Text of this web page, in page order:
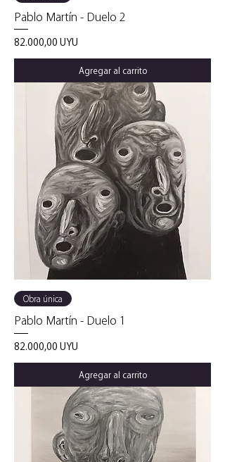
Pablo Martín - Duelo 2
Precio
82.000,00 UYU
Agregar al carrito
Obra única
Pablo Martín - Duelo 1
Precio
82.000,00 UYU
Agregar al carrito